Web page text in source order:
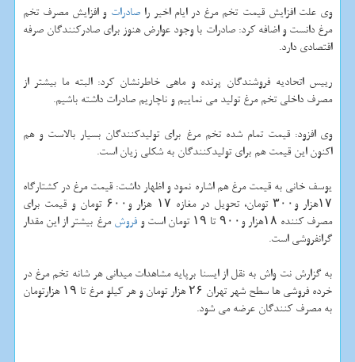
وی علت افزایش قیمت تخم مرغ در ایام اخیر راصادرات و افزایش مصرف تخم
مرغ دانست و اضافه کرد: صادرات با وجود عوارض هنوز برای صادرکنندگان صرفه
اقتصادی دارد.
رییس اتحادیه فروشندگان پرنده و ماهی خاطرنشان کرد: البته ما بیشتر از
مصرف داخلی تخم مرغ تولید می نماییم و ناچاریم صادرات داشته باشیم.
وی افزود: قیمت تمام شده تخم مرغ برای تولیدکنندگان بسیار بالاست و هم
اکنون این قیمت هم برای تولیدکنندگان به شکلی زیان است.
یوسف خانی به قیمت مرغ هم اشاره نمود و اظهار داشت: قیمت مرغ در کشتارگاه
۱۷هزار و۳۰۰ تومان، تحویل در مغازه ۱۷ هزار و۶۰۰ تومان و قیمت برای
مصرف کننده ۱۸هزار و۹۰۰ تا ۱۹ تومان است و
فروشمرغ بیشتر از این مقدار
گرانفروشی است.
به گزارش نت واش به نقل از ایسنا برپایه مشاهدات میدانی هر شانه تخم مرغ در
خرده فروشی ها سطح شهر تهران ۲۶ هزار تومان و هر کیلو مرغ تا ۱۹ هزارتومان
به مصرف کنندگان عرضه می شود.